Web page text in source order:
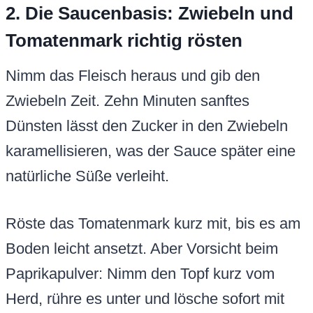
2. Die Saucenbasis: Zwiebeln und
Tomatenmark richtig rösten
Nimm das Fleisch heraus und gib den
Zwiebeln Zeit. Zehn Minuten sanftes
Dünsten lässt den Zucker in den Zwiebeln
karamellisieren, was der Sauce später eine
natürliche Süße verleiht.
Röste das Tomatenmark kurz mit, bis es am
Boden leicht ansetzt. Aber Vorsicht beim
Paprikapulver: Nimm den Topf kurz vom
Herd, rühre es unter und lösche sofort mit